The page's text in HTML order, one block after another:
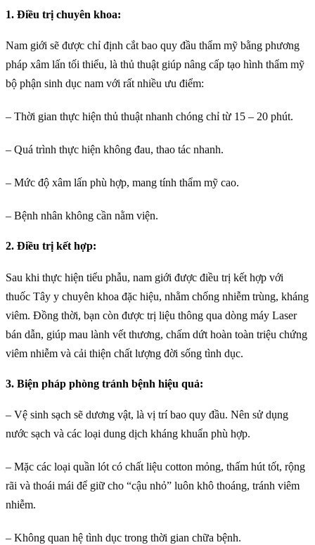
1. Điều trị chuyên khoa:
Nam giới sẽ được chỉ định cắt bao quy đầu thẩm mỹ bằng phương
pháp xâm lấn tối thiểu, là thủ thuật giúp nâng cấp tạo hình thẩm mỹ
bộ phận sinh dục nam với rất nhiều ưu điểm:
– Thời gian thực hiện thủ thuật nhanh chóng chỉ từ 15 – 20 phút.
– Quá trình thực hiện không đau, thao tác nhanh.
– Mức độ xâm lấn phù hợp, mang tính thẩm mỹ cao.
– Bệnh nhân không cần nằm viện.
2. Điều trị kết hợp:
Sau khi thực hiện tiểu phẫu, nam giới được điều trị kết hợp với
thuốc Tây y chuyên khoa đặc hiệu, nhằm chống nhiễm trùng, kháng
viêm. Đồng thời, bạn còn được trị liệu thông qua dòng máy Laser
bán dẫn, giúp mau lành vết thương, chấm dứt hoàn toàn triệu chứng
viêm nhiễm và cải thiện chất lượng đời sống tình dục.
3. Biện pháp phòng tránh bệnh hiệu quả:
– Vệ sinh sạch sẽ dương vật, là vị trí bao quy đầu. Nên sử dụng
nước sạch và các loại dung dịch kháng khuẩn phù hợp.
– Mặc các loại quần lót có chất liệu cotton mỏng, thấm hút tốt, rộng
rãi và thoái mái để giữ cho “cậu nhỏ” luôn khô thoáng, tránh viêm
nhiễm.
– Không quan hệ tình dục trong thời gian chữa bệnh.